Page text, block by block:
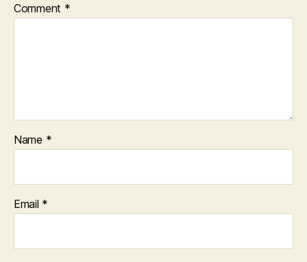
Comment *
Name *
Email *